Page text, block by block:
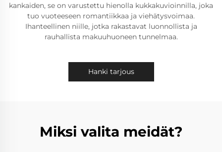
kankaiden, se on varustettu hienolla kukkakuvioinnilla, joka
tuo vuoteeseen romantiikkaa ja viehätysvoimaa.
Ihanteellinen niille, jotka rakastavat luonnollista ja
rauhallista makuuhuoneen tunnelmaa.
Hanki tarjous
Miksi valita meidät?